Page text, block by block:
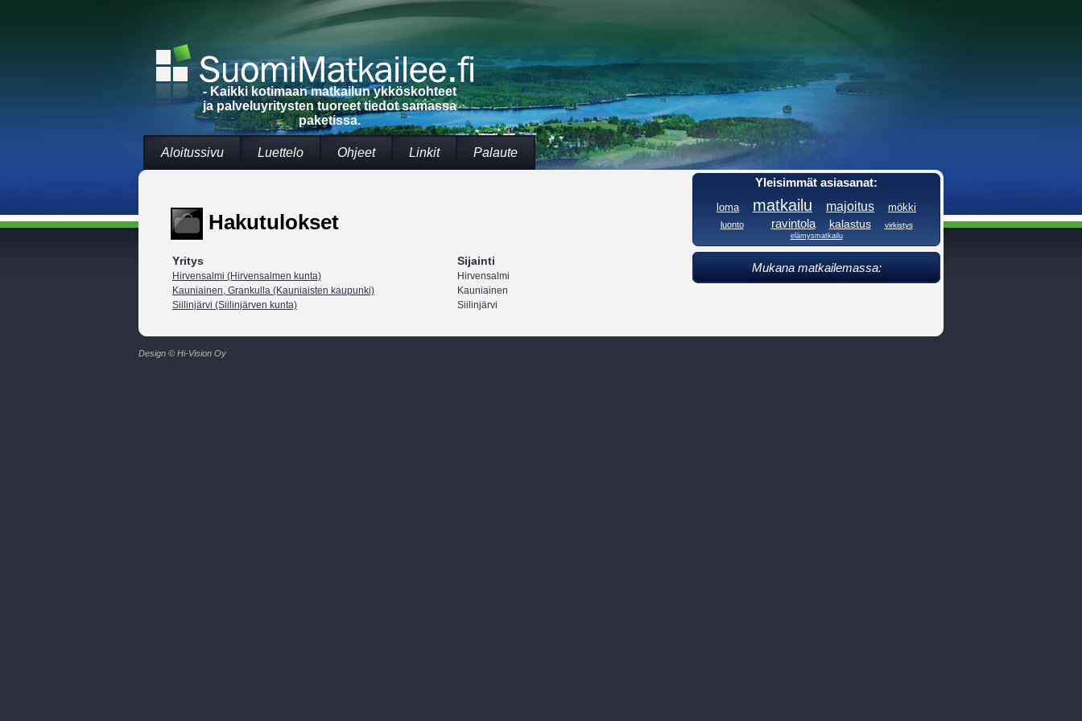
- Kaikki kotimaan matkailun ykköskohteet
ja palveluyritysten tuoreet tiedot samassa
paketissa.
Aloitussivu Luettelo Ohjeet Linkit Palaute
Hakutulokset
Yritys Sijainti
Hirvensalmi (Hirvensalmen kunta)
Hirvensalmi
Kauniainen, Grankulla (Kauniaisten kaupunki)
Kauniainen
Siilinjärvi (Siilinjärven kunta)
Siilinjärvi
Yleisimmät asiasanat:
loma matkailu majoitus mökki
luonto ravintola kalastus virkistys
elämysmatkailu
Mukana matkailemassa:
Design © Hi-Vision Oy